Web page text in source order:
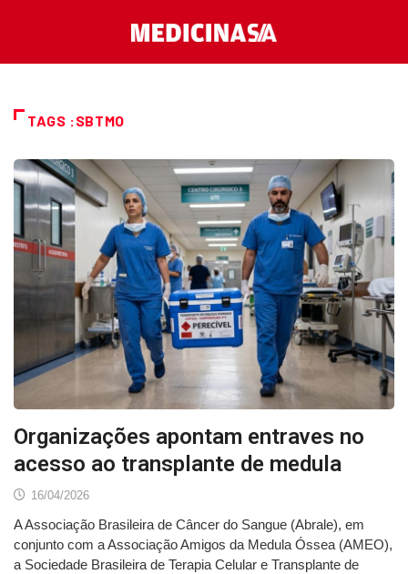
TAGS :SBTMO
Organizações apontam entraves no
acesso ao transplante de medula
16/04/2026
A Associação Brasileira de Câncer do Sangue (Abrale), em
conjunto com a Associação Amigos da Medula Óssea (AMEO),
a Sociedade Brasileira de Terapia Celular e Transplante de